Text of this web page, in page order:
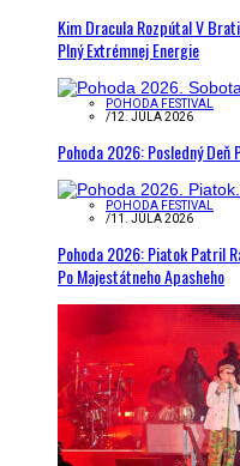
Kim Dracula Rozpútal V
Plný Extrémnej Energie
POHODA FESTIVAL
/12. JÚLA 2026
Pohoda 2026: Posledný
POHODA FESTIVAL
/11. JÚLA 2026
Pohoda 2026: Piatok Patril
Po Majestátneho Apasheho